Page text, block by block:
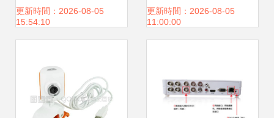
機技術特點介紹
更新時間：2026-08-05
15:54:10
看區別，帶你用夜
面表現
更新時間：2026-08-05
11:00:00